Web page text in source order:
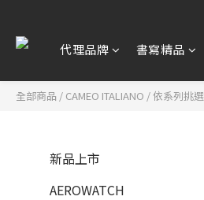
代理品牌 書寫精品
全部商品 / CAMEO ITALIANO /依系列挑選
新品上市
AEROWATCH